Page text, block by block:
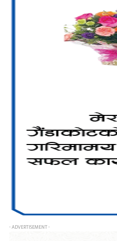
- ADVERTISEMENT -